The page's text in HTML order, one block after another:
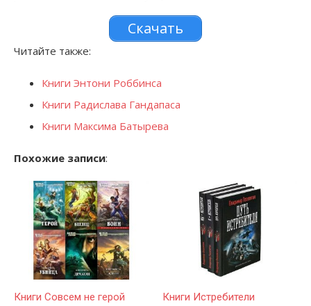
Скачать
Читайте также:
Книги Энтони Роббинса
Книги Радислава Гандапаса
Книги Максима Батырева
Похожие записи:
Книги Совсем не герой Книги Истребители